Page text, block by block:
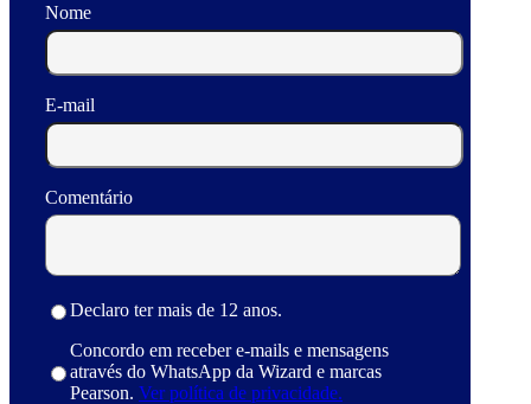
Nome
E-mail
Comentário
Declaro ter mais de 12 anos.
Concordo em receber e-mails e mensagens
através do WhatsApp da Wizard e marcas
Pearson. Ver política de privacidade.